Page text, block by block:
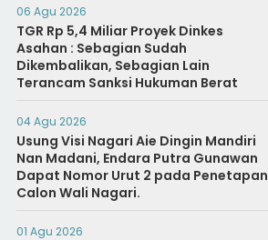
06 Agu 2026
TGR Rp 5,4 Miliar Proyek Dinkes
Asahan : Sebagian Sudah
Dikembalikan, Sebagian Lain
Terancam Sanksi Hukuman Berat
04 Agu 2026
Usung Visi Nagari Aie Dingin Mandiri
Nan Madani, Endara Putra Gunawan
Dapat Nomor Urut 2 pada Penetapan
Calon Wali Nagari.
01 Agu 2026